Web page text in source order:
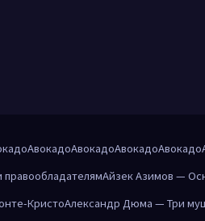
АвокадоАвокадоАвокадоАвокадо
правообладателямАйзек Азимов —
КристоАлександр Дюма — Три